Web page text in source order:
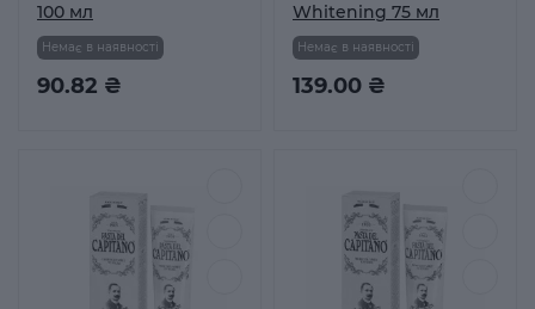
100 мл
90.82 ₴
Немає в наявності
Whitening 75 мл
139.00 ₴
Немає в наявності